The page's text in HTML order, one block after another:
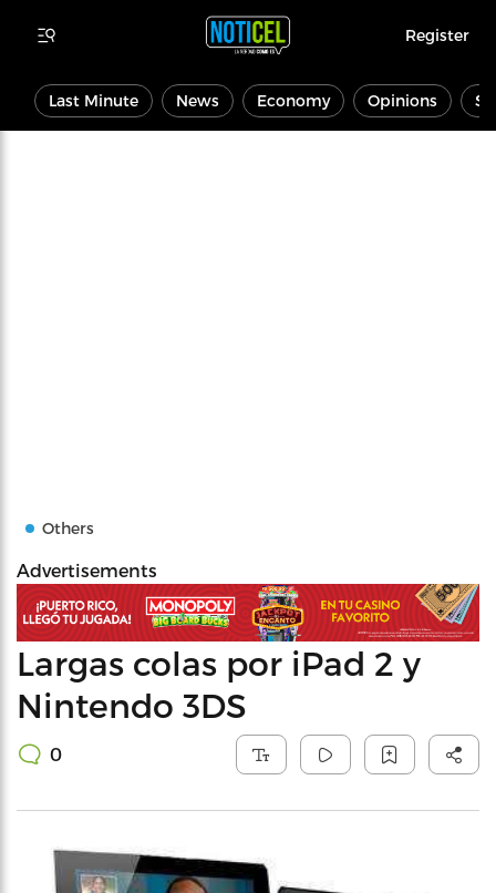
Register
Last Minute News Economy Opinions
Others
Advertisements
Largas colas por iPad 2 y
Nintendo 3DS
0